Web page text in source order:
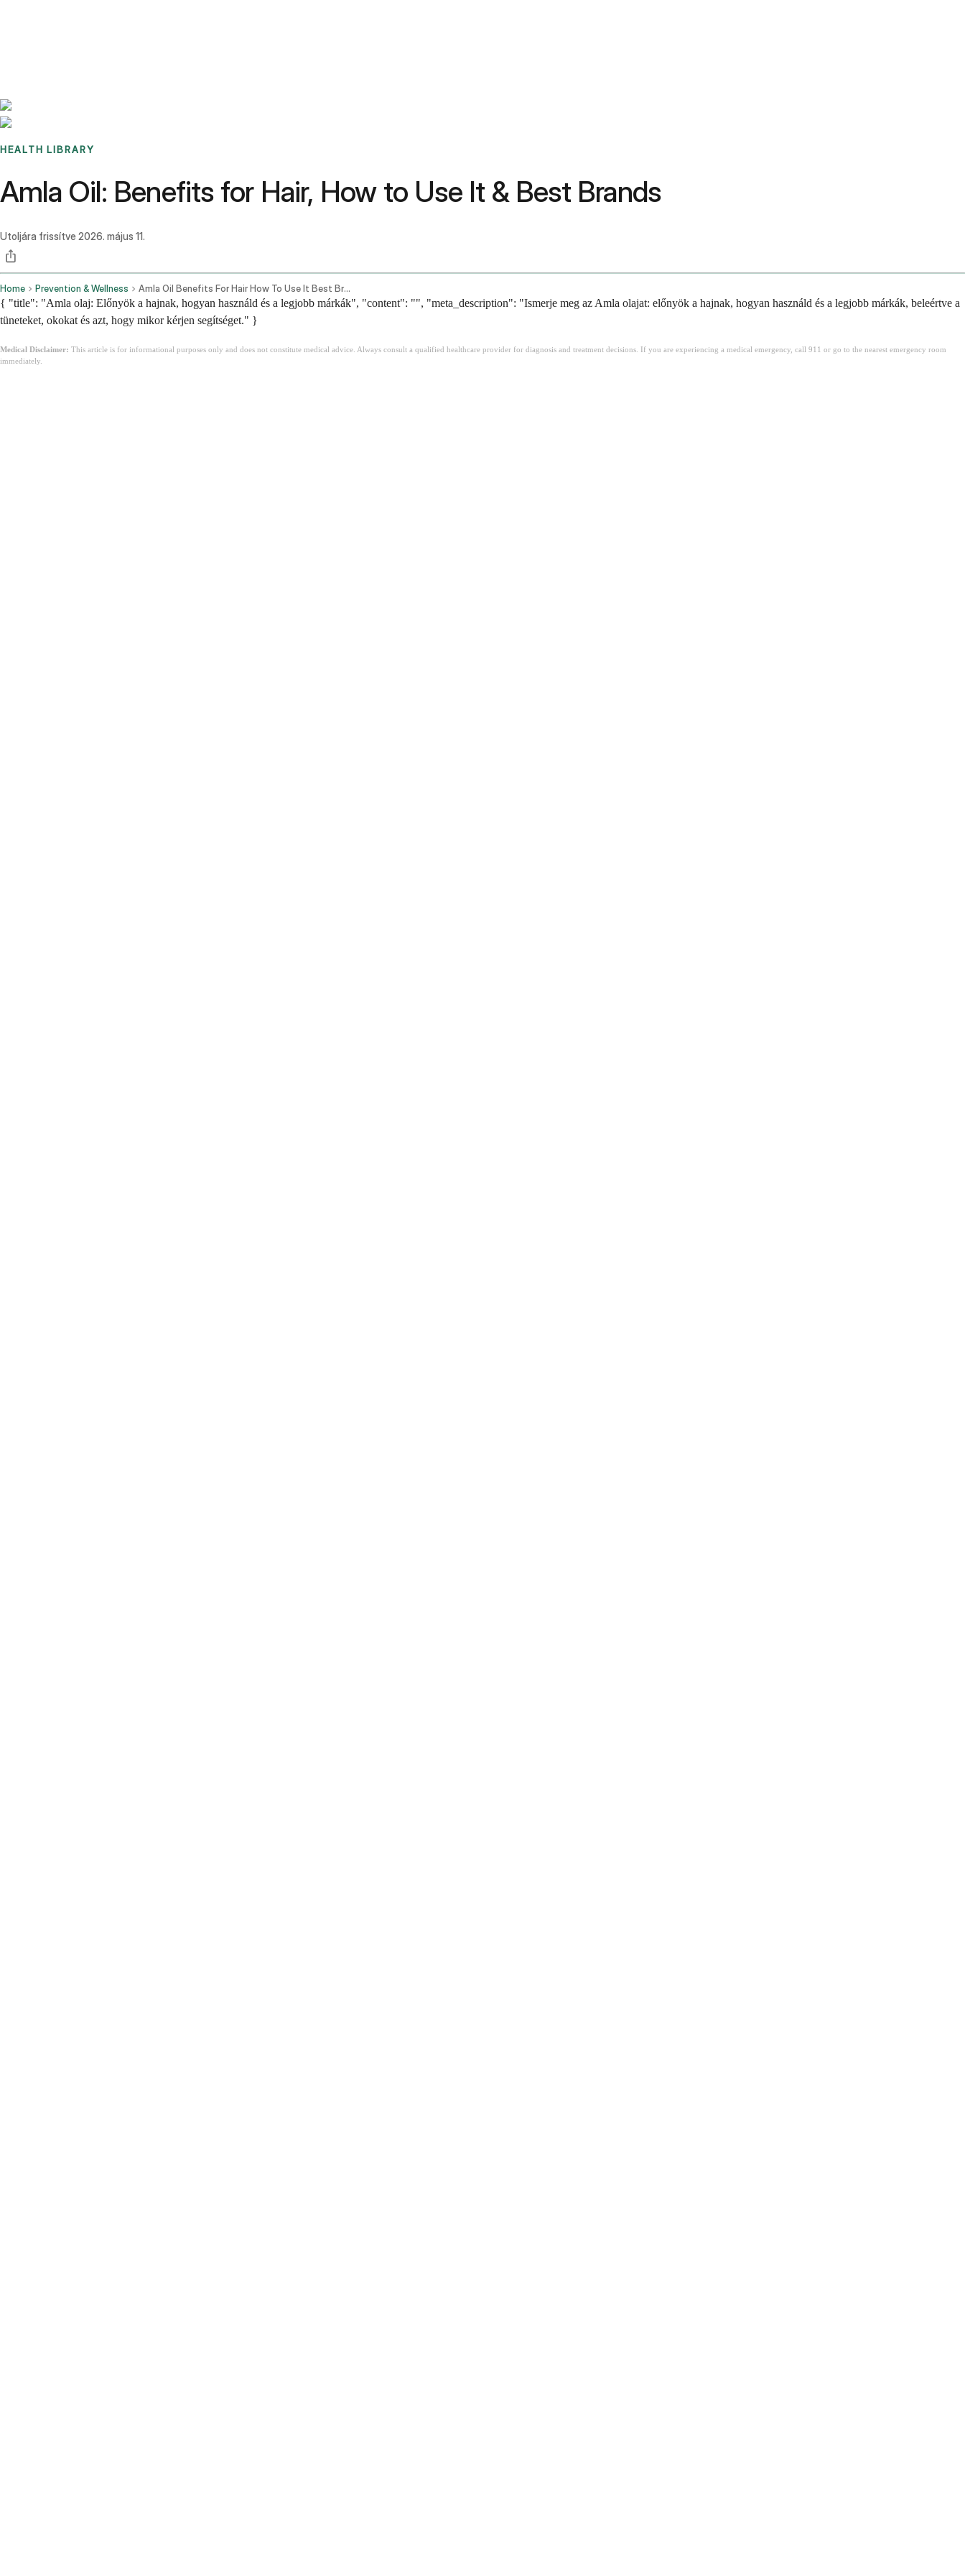
HEALTH LIBRARY
Amla Oil: Benefits for Hair, How to Use It & Best Brands
Utoljára frissítve 2026. május 11.
Home Prevention & Wellness Amla Oil Benefits For Hair How To Use It Best Brands
{ "title": "Amla olaj: Előnyök a hajnak, hogyan használd és a legjobb márkák", "content": "", "meta_description": "Ismerje meg az Amla olajat: előnyök a hajnak, hogyan használd és a legjobb márkák, beleértve a
tüneteket, okokat és azt, hogy mikor kérjen segítséget." }
Medical Disclaimer: This article is for informational purposes only and does not constitute medical advice. Always consult a qualified healthcare provider for diagnosis and treatment decisions. If you are experiencing a medical emergency, call 911 or go to the nearest emergency room
immediately.